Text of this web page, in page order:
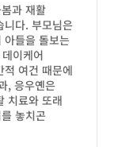
과 재활
니다. 부모님은
아들을 돌보는
이케어
적 여건 때문에
, 응우옌은
치료와 또래
놓치곤